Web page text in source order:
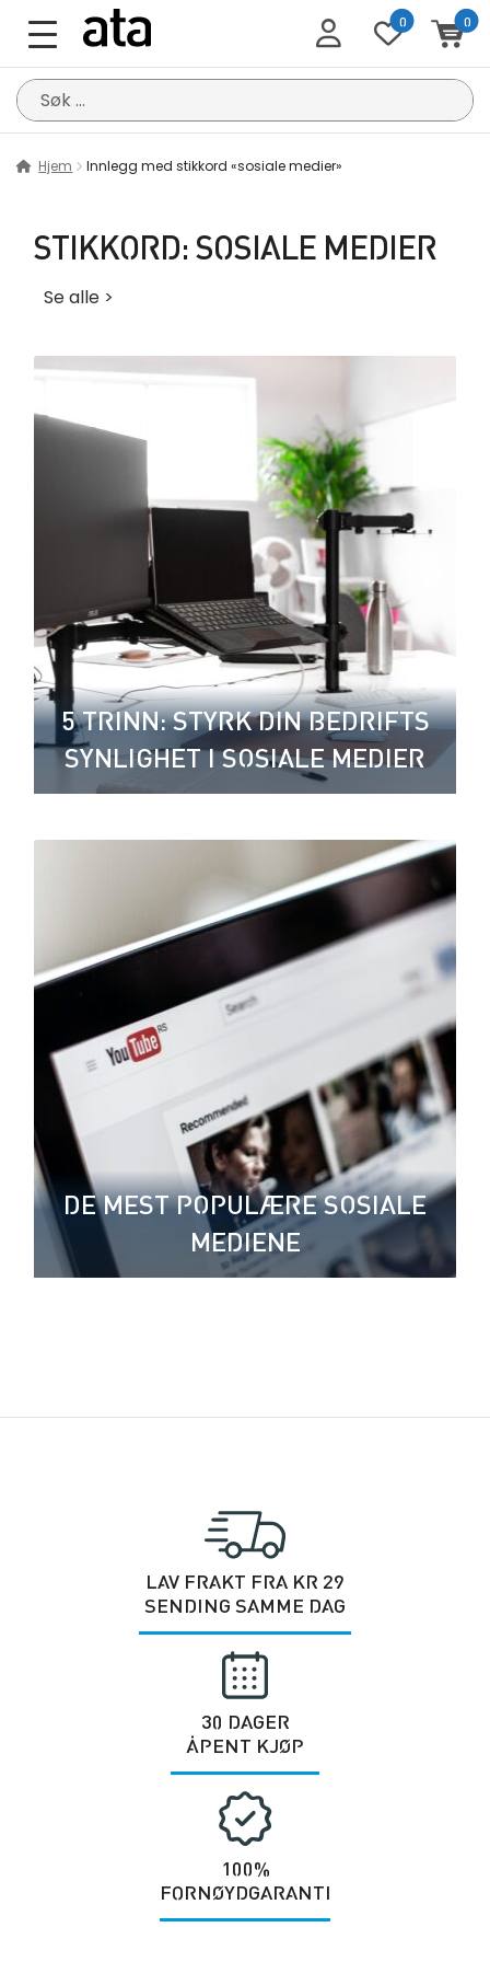
0 0
Søk
etter:
Hjem Innlegg med stikkord «sosiale medier»
STIKKORD: SOSIALE MEDIER
Se alle >
5 TRINN: STYRK DIN BEDRIFTS
SYNLIGHET I SOSIALE MEDIER
DE MEST POPULÆRE SOSIALE
MEDIENE
LAV FRAKT FRA KR 29
SENDING SAMME DAG
30 DAGER
ÅPENT KJØP
100%
FORNØYDGARANTI